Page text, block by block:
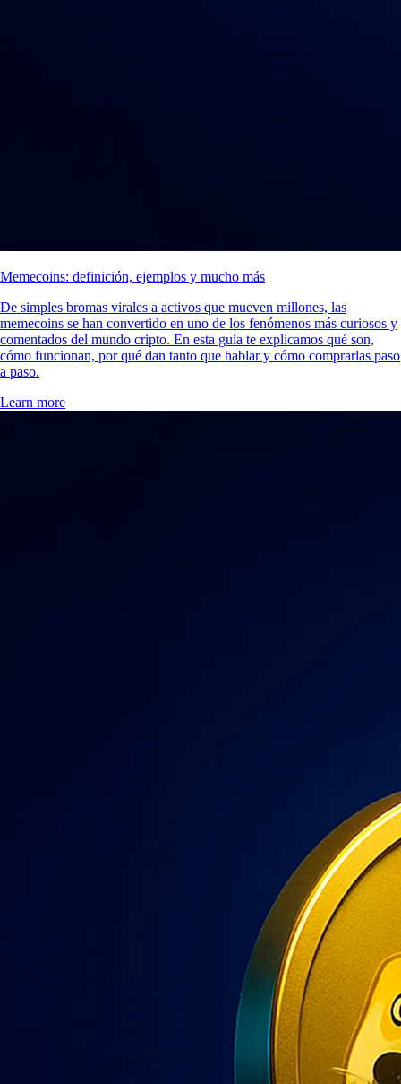
Memecoins: definición, ejemplos y mucho más
De simples bromas virales a activos que mueven millones, las
memecoins se han convertido en uno de los fenómenos más curiosos y
comentados del mundo cripto. En esta guía te explicamos qué son,
cómo funcionan, por qué dan tanto que hablar y cómo comprarlas paso
a paso.
Learn more